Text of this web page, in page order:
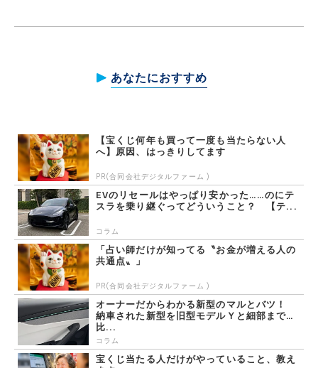
あなたにおすすめ
【宝くじ何年も買って一度も当たらない人
へ】原因、はっきりしてます
PR(合同会社デジタルファーム )
EVのリセールはやっぱり安かった……のにテ
スラを乗り継ぐってどういうこと？ 【テ...
コラム
「占い師だけが知ってる〝お金が増える人の
共通点〟」
PR(合同会社デジタルファーム )
オーナーだからわかる新型のマルとバツ！
納車された新型を旧型モデルＹと細部まで
比...
コラム
宝くじ当たる人だけがやっていること、教え